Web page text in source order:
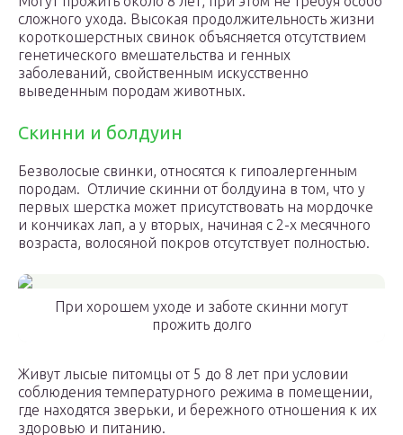
сложного ухода. Высокая продолжительность жизни
короткошерстных свинок объясняется отсутствием
генетического вмешательства и генных
заболеваний, свойственным искусственно
выведенным породам животных.
Скинни и болдуин
Безволосые свинки, относятся к гипоалергенным
породам. Отличие скинни от болдуина в том, что у
первых шерстка может присутствовать на мордочке
и кончиках лап, а у вторых, начиная с 2-х месячного
возраста, волосяной покров отсутствует полностью.
При хорошем уходе и заботе скинни могут
прожить долго
Живут лысые питомцы от 5 до 8 лет при условии
соблюдения температурного режима в помещении,
где находятся зверьки, и бережного отношения к их
здоровью и питанию.